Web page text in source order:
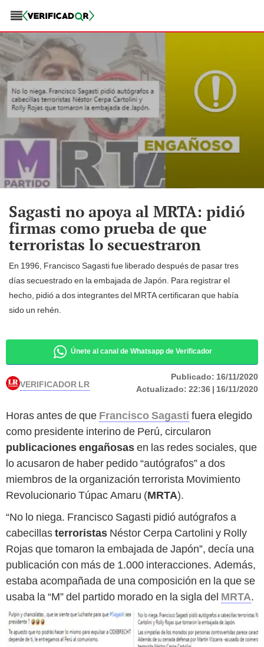
Sagasti no apoya al MRTA: pidió
firmas como prueba de que
terroristas lo secuestraron
En 1996, Francisco Sagasti fue liberado después de pasar tres
días secuestrado en la embajada de Japón. Para registrar el
hecho, pidió a dos integrantes del MRTA certificaran que había
sido un rehén.
Únete al canal de Whatsapp de Verificador
VERIFICADOR LR Publicado: 16/11/2020
Actualizado: 22:36 | 16/11/2020
Horas antes de que Francisco Sagasti fuera elegido
como presidente interino de Perú, circularon
publicaciones engañosasen las redes sociales, que
lo acusaron de haber pedido “autógrafos” a dos
miembros de la organización terrorista Movimiento
Revolucionario Túpac Amaru (MRTA).
“No lo niega. Francisco Sagasti pidió autógrafos a
cabecillasterroristas Néstor Cerpa Cartolini y Rolly
Rojas que tomaron la embajada de Japón”, decía una
publicación con más de 1.000 interacciones. Además,
estaba acompañada de una composición en la que se
usaba la “M” del partido morado en la sigla del MRTA.